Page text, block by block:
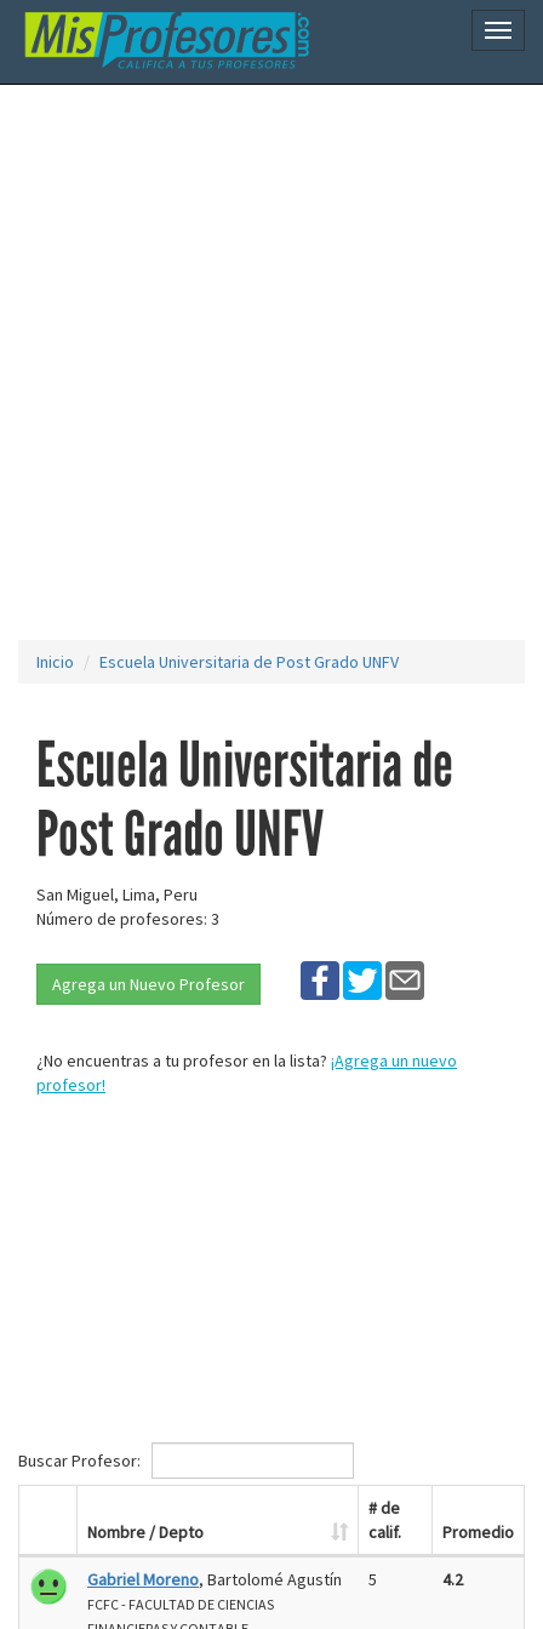
Inicio Escuela Universitaria de Post Grado UNFV
Escuela Universitaria de
Post Grado UNFV
San Miguel, Lima, Peru
Número de profesores: 3
Agrega un Nuevo Profesor
¿No encuentras a tu profesor en la lista? ¡Agrega un nuevo
profesor!
Buscar Profesor:
Nombre / Depto
# de
calif.
Promedio
Gabriel Moreno, Bartolomé Agustín
FCFC - FACULTAD DE CIENCIAS
5 4.2